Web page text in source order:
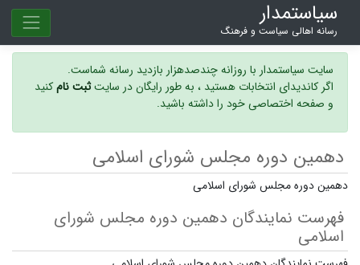
سیاستمدار
رسانه اهالی سیاست و فرهنگ
سایت سیاستمدار با روزانه چندصدهزار بازدید رسانه شماست.
اگر کاندیدای انتخابات هستید ، به طور رایگان در سایتثبت نامکنید
و صفحه اختصاصی خود را داشته باشید.
دهمین دوره مجلس شورای اسلامی
دهمین دوره مجلس شورای اسلامی
فهرست نمایندگان دهمین دوره مجلس شورای
اسلامی